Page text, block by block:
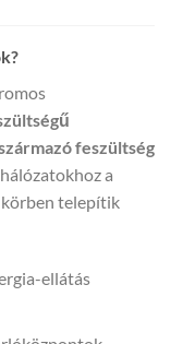
feszültség
a
körben telepítik
ellátás